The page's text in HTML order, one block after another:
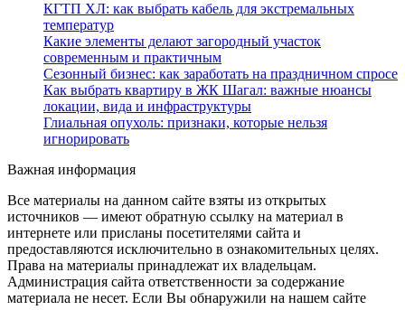
КГТП ХЛ: как выбрать кабель для экстремальных
температур
Какие элементы делают загородный участок
современным и практичным
Сезонный бизнес: как заработать на праздничном спросе
Как выбрать квартиру в ЖК Шагал: важные нюансы
локации, вида и инфраструктуры
Глиальная опухоль: признаки, которые нельзя
игнорировать
Важная информация
Все материалы на данном сайте взяты из открытых
источников — имеют обратную ссылку на материал в
интернете или присланы посетителями сайта и
предоставляются исключительно в ознакомительных целях.
Права на материалы принадлежат их владельцам.
Администрация сайта ответственности за содержание
материала не несет. Если Вы обнаружили на нашем сайте